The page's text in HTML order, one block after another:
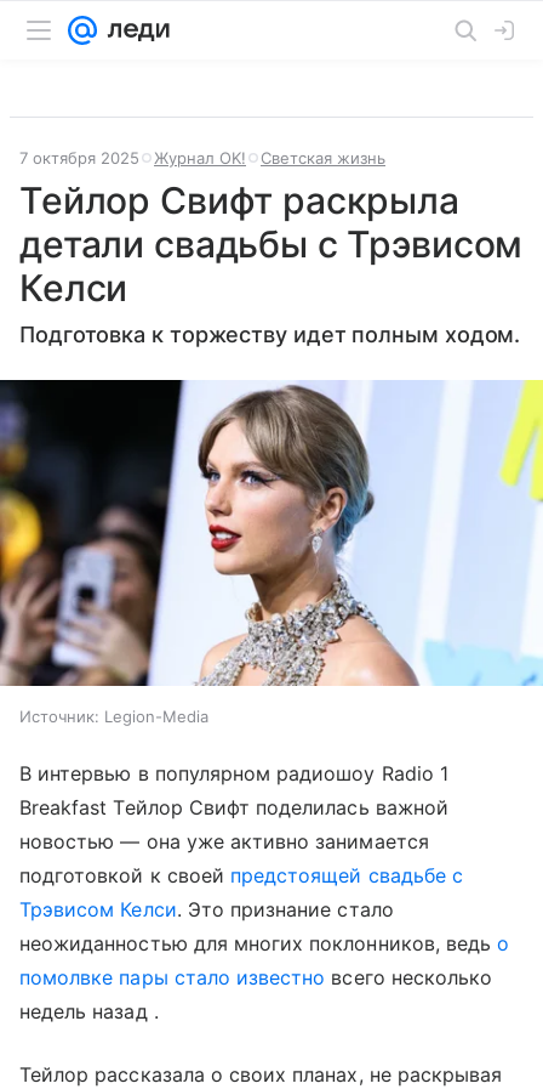
7 октября 2025 Журнал OK! Светская жизнь
Тейлор Свифт раскрыла
детали свадьбы с Трэвисом
Келси
Подготовка к торжеству идет полным ходом.
Источник: Legion-Media
В интервью в популярном радиошоу Radio 1
Breakfast Тейлор Свифт поделилась важной
новостью — она уже активно занимается
подготовкой к своей предстоящей свадьбе с
Трэвисом Келси. Это признание стало
неожиданностью для многих поклонников, ведьо
помолвке пары стало известно всего несколько
недель назад .
Тейлор рассказала о своих планах, не раскрывая